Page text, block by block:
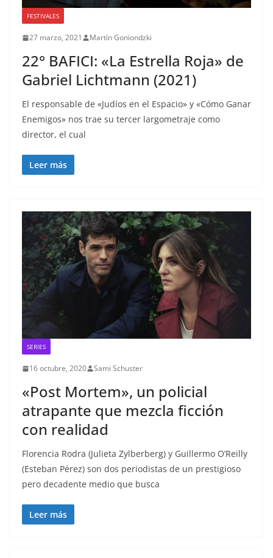
FESTIVALES
27 marzo, 2021 Martín Goniondzki
22° BAFICI: «La Estrella Roja» de
Gabriel Lichtmann (2021)
El responsable de «Judíos en el Espacio» y «Cómo Ganar
Enemigos» nos trae su tercer largometraje como
director, el cual
Leer más
SERIES
16 octubre, 2020 Sami Schuster
«Post Mortem», un policial
atrapante que mezcla ficción
con realidad
Florencia Rodra (Julieta Zylberberg) y Guillermo O’Reilly
(Esteban Pérez) son dos periodistas de un prestigioso
pero decadente medio que busca
Leer más